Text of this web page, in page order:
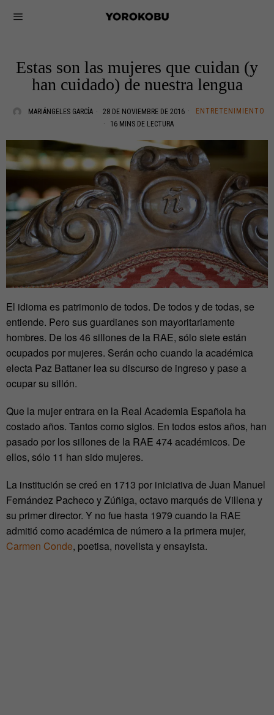
Estas son las mujeres que cuidan (y
han cuidado) de nuestra lengua
MARIÁNGELES GARCÍA 28 DE NOVIEMBRE DE 2016
ENTRETENIMIENTO
16 MINS DE LECTURA
El idioma es patrimonio de todos. De todos y de todas, se
entiende. Pero sus guardianes son mayoritariamente
hombres. De los 46 sillones de la RAE, sólo siete están
ocupados por mujeres. Serán ocho cuando la académica
electa Paz Battaner lea su discurso de ingreso y pase a
ocupar su sillón.
Que la mujer entrara en la Real Academia Española ha
costado años. Tantos como siglos. En todos estos años, han
pasado por los sillones de la RAE 474 académicos. De
ellos, sólo 11 han sido mujeres.
La institución se creó en 1713 por iniciativa de Juan Manuel
Fernández Pacheco y Zúñiga, octavo marqués de Villena y
su primer director. Y no fue hasta 1979 cuando la RAE
admitió como académica de número a la primera mujer,
Carmen Conde, poetisa, novelista y ensayista.